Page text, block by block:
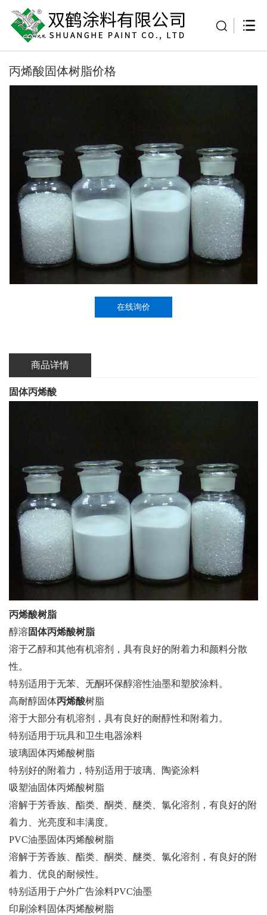
丙烯酸固体树脂价格
在线询价
商品详情
固体丙烯酸
丙烯酸树脂
醇溶 固体丙烯酸树脂
溶于乙醇和其他有机溶剂，具有良好的附着力和颜料分散
性。
特别适用于无苯、无酮环保醇溶性油墨和塑胶涂料。
高耐醇固体丙烯酸树脂
溶于大部分有机溶剂，具有良好的耐醇性和附着力。
特别适用于玩具和卫生电器涂料
玻璃固体丙烯酸树脂
特别好的附着力，特别适用于玻璃、陶瓷涂料
吸塑油固体丙烯酸树脂
溶解于芳香族、酯类、酮类、醚类、氯化溶剂，有良好的附
着力、光亮度和丰满度。
PVC油墨固体丙烯酸树脂
溶解于芳香族、酯类、酮类、醚类、氯化溶剂，有良好的附
着力、优良的耐候性。
特别适用于户外广告涂料PVC油墨
印刷涂料固体丙烯酸树脂